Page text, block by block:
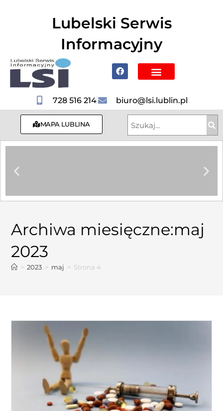
Lubelski Serwis
Informacyjny
728 516 214 biuro@lsi.lublin.pl
MAPA LUBLINA
Archiwa miesięczne:maj
2023
> 2023 > maj > Strona 4